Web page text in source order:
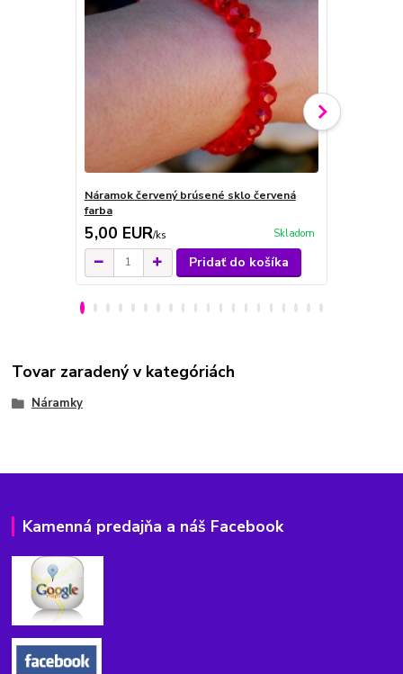
Náramok červený brúsené sklo červená
farba
5,00 EUR/ks Skladom
Pridať do košíka
Tovar zaradený v kategóriách
Náramky
Kamenná predajňa a náš Facebook